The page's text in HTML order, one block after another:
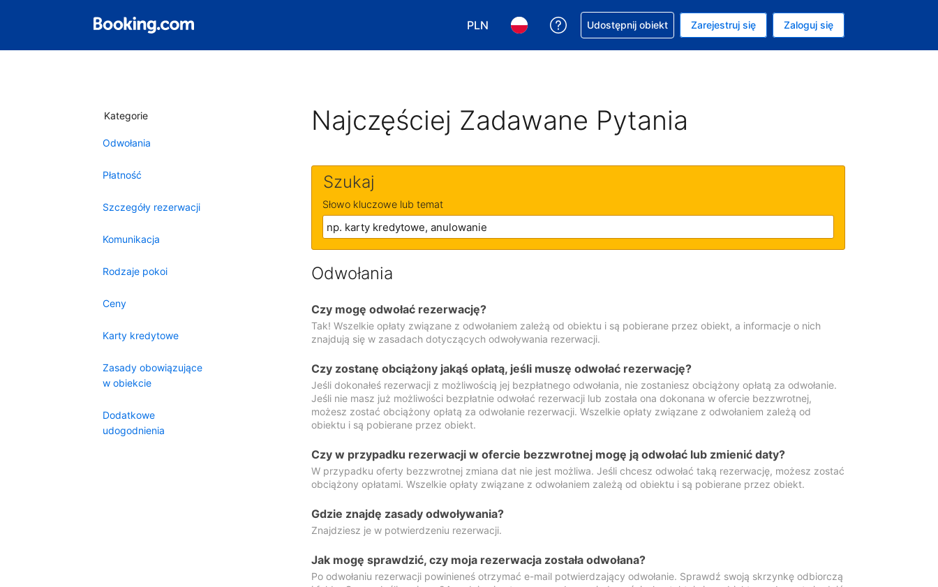
PLN
Wybierz walutę. Wybrana waluta to Złoty polski
Wybierz język. Wybrany język to Polski
Uzyskaj pomoc w sprawie rezerwacji
Udostępnij obiekt Zarejestruj się Zaloguj się
Kategorie
Odwołania
Płatność
Szczegóły rezerwacji
Komunikacja
Rodzaje pokoi
Ceny
Karty kredytowe
Zasady obowiązujące
w obiekcie
Dodatkowe
udogodnienia
Najczęściej Zadawane Pytania
Szukaj
Słowo kluczowe lub temat
Odwołania
Czy mogę odwołać rezerwację?
Tak! Wszelkie opłaty związane z odwołaniem zależą od obiektu i są pobierane przez obiekt, a informacje o nich
znajdują się w zasadach dotyczących odwoływania rezerwacji.
Czy zostanę obciążony jakąś opłatą, jeśli muszę odwołać rezerwację?
Jeśli dokonałeś rezerwacji z możliwością jej bezpłatnego odwołania, nie zostaniesz obciążony opłatą za odwołanie.
Jeśli nie masz już możliwości bezpłatnie odwołać rezerwacji lub została ona dokonana w ofercie bezzwrotnej,
możesz zostać obciążony opłatą za odwołanie rezerwacji. Wszelkie opłaty związane z odwołaniem zależą od
obiektu i są pobierane przez obiekt.
Czy w przypadku rezerwacji w ofercie bezzwrotnej mogę ją odwołać lub zmienić daty?
W przypadku oferty bezzwrotnej zmiana dat nie jest możliwa. Jeśli chcesz odwołać taką rezerwację, możesz zostać
obciążony opłatami. Wszelkie opłaty związane z odwołaniem zależą od obiektu i są pobierane przez obiekt.
Gdzie znajdę zasady odwoływania?
Znajdziesz je w potwierdzeniu rezerwacji.
Jak mogę sprawdzić, czy moja rezerwacja została odwołana?
Po odwołaniu rezerwacji powinieneś otrzymać e-mail potwierdzający odwołanie. Sprawdź swoją skrzynkę odbiorczą